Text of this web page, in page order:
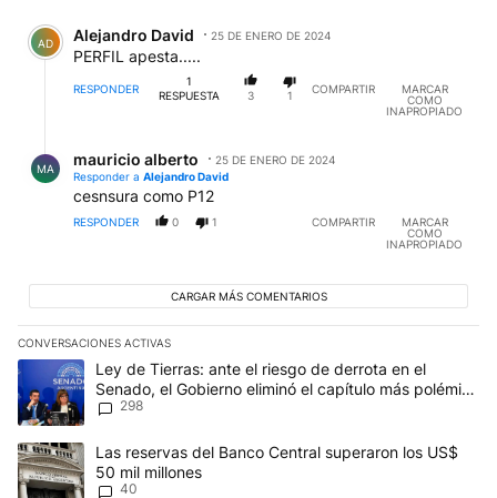
Comentario de Alejandro David.
AD Alejandro David 25 DE ENERO DE 2024
PERFIL apesta.....
RESPONDER
1
RESPUESTA
3 1
COMPARTIR
MARCAR
COMO
INAPROPIADO
MA
mauricio alberto
25 DE ENERO DE 2024
Responder a Alejandro David
cesnsura como P12
RESPONDER 0 1 COMPARTIR
MARCAR
COMO
INAPROPIADO
CARGAR MÁS COMENTARIOS
CONVERSACIONES ACTIVAS
Este listado muestra los artículos con más comentarios en los
Un artículo de tendencia con el título "Ley de Tierras: ante el
Ley de Tierras: ante el riesgo de derrota en el
Senado, el Gobierno eliminó el capítulo más polémico
del proyecto
298
Un artículo de tendencia con el título "Las reservas del Banco
Las reservas del Banco Central superaron los US$
50 mil millones
40